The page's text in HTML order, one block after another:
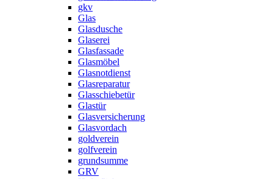
gkv
Glas
Glasdusche
Glaserei
Glasfassade
Glasmöbel
Glasnotdienst
Glasreparatur
Glasschiebetür
Glastür
Glasversicherung
Glasvordach
goldverein
golfverein
grundsumme
GRV